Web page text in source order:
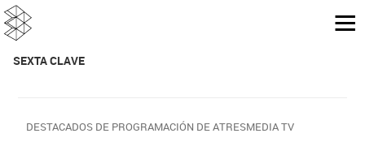
SEXTA CLAVE
DESTACADOS DE PROGRAMACIÓN DE ATRESMEDIA TV